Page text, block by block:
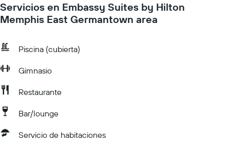
Servicios en Embassy Suites by Hilton
Memphis East Germantown area
Piscina (cubierta)
Gimnasio
Restaurante
Bar/lounge
Servicio de habitaciones